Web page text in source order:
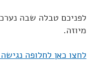
לפניכם טבלה שבה
מיוזה.
לחצו כאן לחלופה